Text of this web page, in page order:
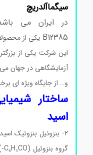
سیگماآلدریچ
B12385 یکی از
این شرکت یکی از
آزمایشگاهی در جهان می
و… از جایگاه ویژه ای
اسید
2- بنزوئیل بنزوئیک